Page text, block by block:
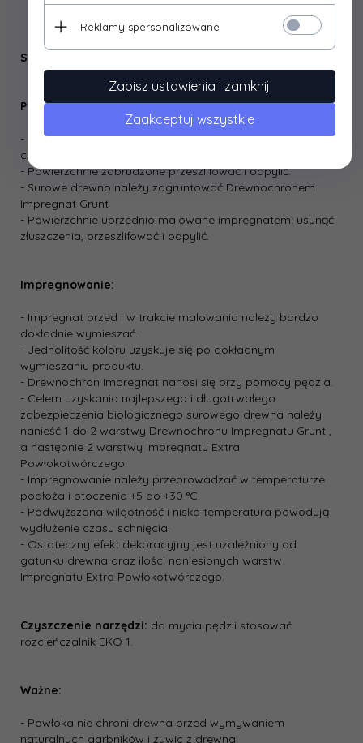
Sposób stosowania
Przygotowanie podłoża:
- Powierzchnia przeznaczona do malowania powinna być
czysta, sucha i odtłuszczona.
- Powierzchnie zabrudzone przeszlifować i odpylić.
- Surowe drewno należy zagruntować Drewnochronem
Impregnat Grunt
- Powierzchnie uprzednio malowane impregnatem: usunąć
złuszczenia, przeszlifować i odpylić.
Impregnowanie:
- Impregnat przed i w trakcie malowania należy bardzo
dokładnie wymieszać.
- Jednolitość koloru uzyskuje się po dokładnym
wymieszaniu produktu.
- Drewnochron Impregnat nanosi się przy pomocy pędzla.
- Celem uzyskania najlepszego i długotrwałego
zabezpieczenia biologicznego surowego drewna należy
nanieść 1 do 2 warstwy Drewnochronu Impregnatu Grunt ,
a następnie 2 warstwy Impregnatu Extra
Powłokotwórczego.
- Impregnowanie należy przeprowadzać w temperaturze
podłoża i otoczenia +5 do +30 °C.
- Podwyższona wilgotność i niska temperatura powodują
wydłużenie czasu schnięcia.
- Ostateczny efekt dekoracyjny jest uzależniony od
gatunku drewna oraz ilości naniesionych warstw
Impregnatu Extra Powłokotwórczego.
Czyszczenie narzędzi: do mycia pędzli stosować
rozcieńczalnik EKO-1.
Ważne:
- Powłoka nie chroni drewna przed wymywaniem
naturalnych garbników i żywic z drewna
Reklamy spersonalizowane
Zapisz ustawienia i zamknij
Zaakceptuj wszystkie